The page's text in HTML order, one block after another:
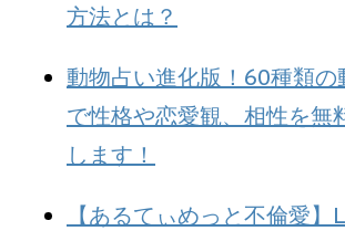
方法とは？
動物占い進化版！60種類の
で性格や恋愛観、相性を無
します！
【あるてぃめっと不倫愛】